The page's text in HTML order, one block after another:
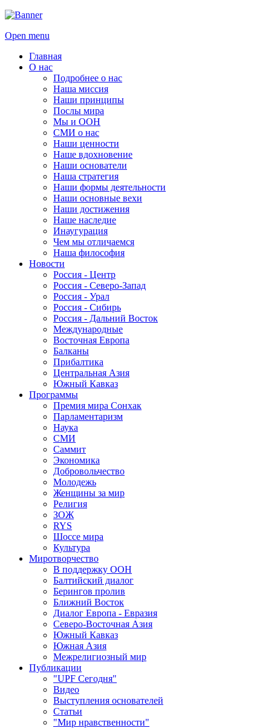
Open menu
Главная
О нас
Подробнее о нас
Наша миссия
Наши принципы
Послы мира
Мы и ООН
СМИ о нас
Наши ценности
Наше вдохновение
Наши основатели
Наша стратегия
Наши формы деятельности
Наши основные вехи
Наши достижения
Наше наследие
Инаугурация
Чем мы отличаемся
Наша философия
Новости
Россия - Центр
Россия - Северо-Запад
Россия - Урал
Россия - Сибирь
Россия - Дальний Восток
Международные
Восточная Европа
Балканы
Прибалтика
Центральная Азия
Южный Кавказ
Программы
Премия мира Сонхак
Парламентаризм
Наука
СМИ
Саммит
Экономика
Добровольчество
Молодежь
Женщины за мир
Религия
ЗОЖ
RYS
Шоссе мира
Культура
Миротворчество
В поддержку ООН
Балтийский диалог
Берингов пролив
Ближний Восток
Диалог Европа - Евразия
Северо-Восточная Азия
Южный Кавказ
Южная Азия
Межрелигиозный мир
Публикации
"UPF Сегодня"
Видео
Выступления основателей
Статьи
"Мир нравственности"